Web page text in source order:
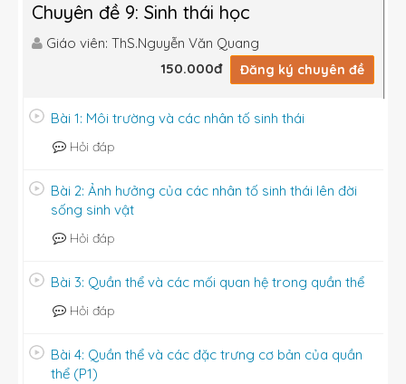
a.Quần thể tăng trưởng theo tiềm năng sinh học;
b.Quần thể tăng trưở
7. Sự tăng trưởng của quần thể người
người → tăng trưởng theo tiềm năng sinh học
(đường cong hình chữ J).
dinh dưỡng,...) làm giảm tỉ lệ tử vong và tuổi thọ
150.000đ Đăng ký chuyên đề
Chuyên đề 9: Sinh thái học
Giáo viên: ThS.Nguyễn Văn Quang
Bài 1: Môi trường và các nhân tố sinh thái
Hỏi đáp
Bài 2: Ảnh hưởng của các nhân tố sinh thái lên đời
sống sinh vật
Hỏi đáp
Bài 3: Quần thể và các mối quan hệ trong quần thể
Hỏi đáp
Bài 4: Quần thể và các đặc trưng cơ bản của quần
thể (P1)